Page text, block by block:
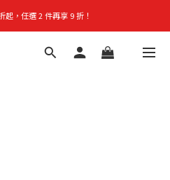
＞滿$999超取免運費！
起，任選 2 件再享 9 折！
｜全館商品 75 折起！